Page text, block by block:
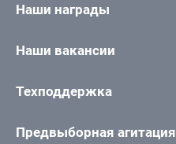
Наши награды
Наши вакансии
Техподдержка
Предвыборная агитация